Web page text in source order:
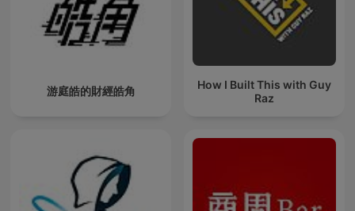
游庭皓的財經皓角
How I Built This with Guy
Raz